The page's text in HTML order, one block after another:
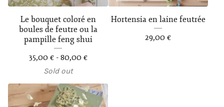
Le bouquet coloré en
boules de feutre ou la
pampille feng shui
35,00 €- 80,00 €
Sold out
Hortensia en laine feutrée
29,00 €